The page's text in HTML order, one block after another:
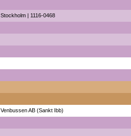
Stockholm | 1116-0468
Venbussen AB (Sankt Ibb)